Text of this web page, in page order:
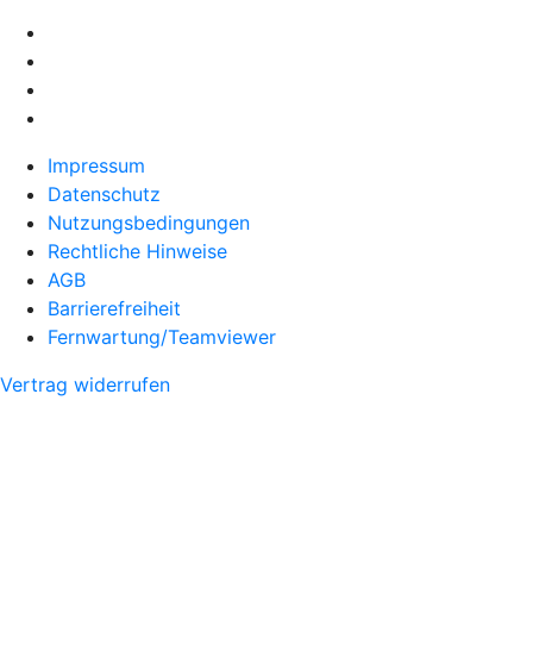
Impressum
Datenschutz
Nutzungsbedingungen
Rechtliche Hinweise
AGB
Barrierefreiheit
Fernwartung/Teamviewer
Vertrag widerrufen